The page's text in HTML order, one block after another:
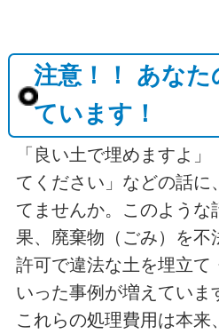
注意！！ あな
ています！
「良い土で埋めますよ
てください」などの話に
てませんか。このような
果、廃棄物（ごみ）を不
許可で違法な土を埋立て
いった事例が増えていま
これらの処理費用は本来